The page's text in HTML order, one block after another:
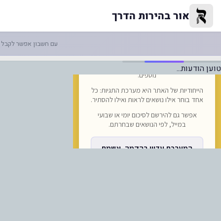
הארת השבת קורח תשפ"ו | אור
אור בהירות הדרך
עם חשבון אפשר לקבל
טוען הודעות...